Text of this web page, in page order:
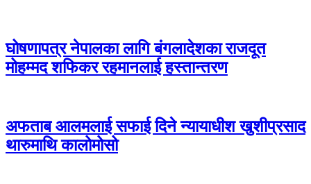
घोषणापत्र नेपालका लागि बंगलादेशका राजदूत
मोहम्मद शफिकर रहमानलाई हस्तान्तरण
अफताब आलमलाई सफाई दिने न्यायाधीश खुशीप्रसाद
थारुमाथि कालोमोसो